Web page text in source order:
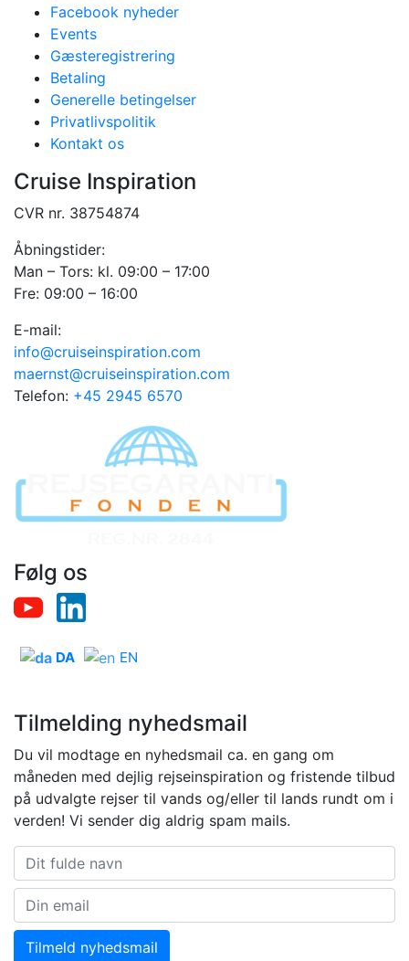
Facebook nyheder
Events
Gæsteregistrering
Betaling
Generelle betingelser
Privatlivspolitik
Kontakt os
Cruise Inspiration
CVR nr. 38754874
Åbningstider:
Man – Tors: kl. 09:00 – 17:00
Fre: 09:00 – 16:00
E-mail:
info@cruiseinspiration.com
maernst@cruiseinspiration.com
Telefon: +45 2945 6570
Følg os
DA EN
Tilmelding nyhedsmail
Du vil modtage en nyhedsmail ca. en gang om
måneden med dejlig rejseinspiration og fristende tilbud
på udvalgte rejser til vands og/eller til lands rundt om i
verden! Vi sender dig aldrig spam mails.
Tilmeld nyhedsmail